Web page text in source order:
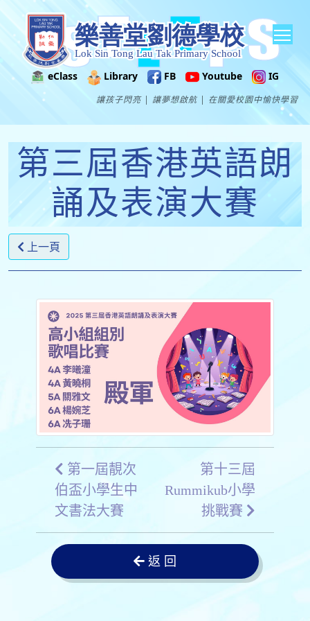
eClass Library FB Youtube IG
讓孩子閃亮 | 讓夢想啟航 | 在關愛校園中愉快學習
第三屆香港英語朗
誦及表演大賽
上一頁
第一屆靚次
伯盃小學生中
文書法大賽
第十三屆
Rummikub小學
挑戰賽
返 回